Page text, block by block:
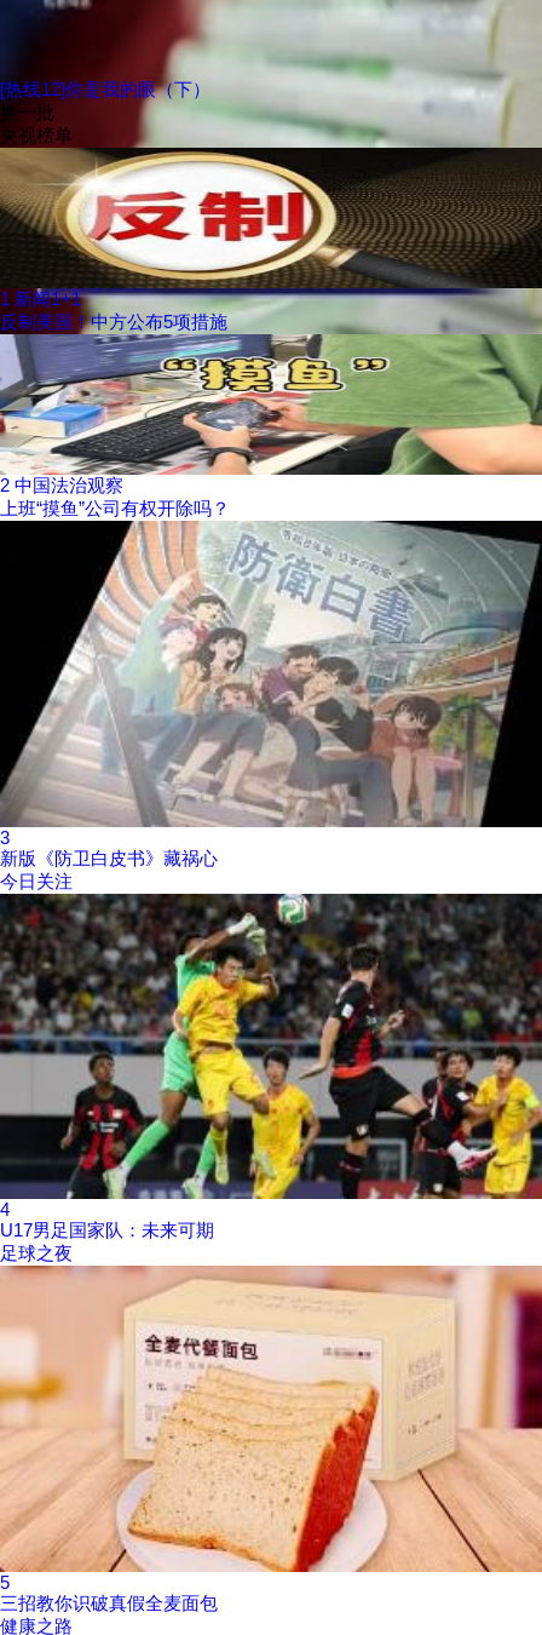
[热线12]你是我的眼（下）
换一批
央视榜单
1 新闻1+1
反制美国！中方公布5项措施
2 中国法治观察
上班“摸鱼”公司有权开除吗？
3
新版《防卫白皮书》藏祸心
今日关注
4
U17男足国家队：未来可期
足球之夜
5
三招教你识破真假全麦面包
健康之路